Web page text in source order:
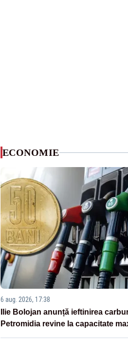
ECONOMIE
6 aug. 2026, 17:38
Ilie Bolojan anunță ieftinirea
Petromidia revine la capacitate